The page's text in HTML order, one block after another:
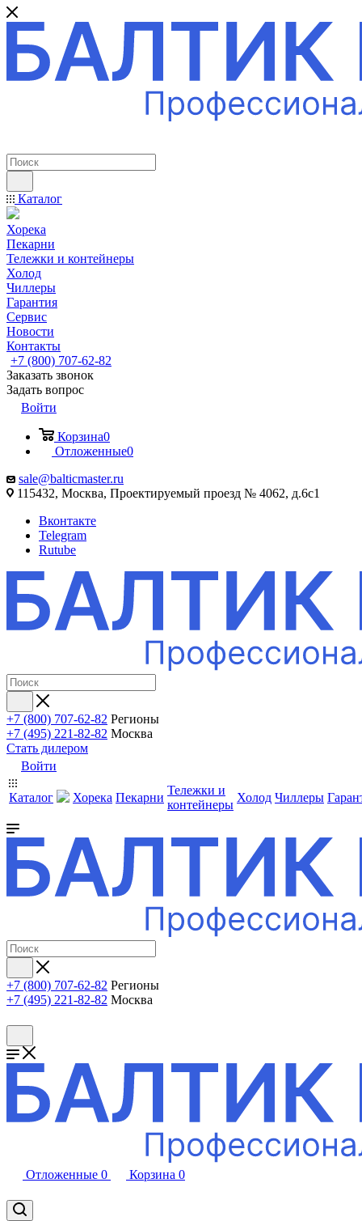
Каталог
Хорека
Пекарни
Тележки и контейнеры
Холод
Чиллеры
Гарантия
Сервис
Новости
Контакты
+7 (800) 707-62-82
Заказать звонок
Задать вопрос
Войти
Корзина0
Отложенные0
sale@balticmaster.ru
115432, Москва, Проектируемый проезд № 4062, д.6с1
Вконтакте
Telegram
Rutube
+7 (800) 707-62-82 Регионы
+7 (495) 221-82-82 Москва
Стать дилером
Войти
Каталог Хорека Пекарни
Тележки и
контейнеры
Холод Чиллеры
+7 (800) 707-62-82 Регионы
+7 (495) 221-82-82 Москва
Отложенные 0 Корзина 0